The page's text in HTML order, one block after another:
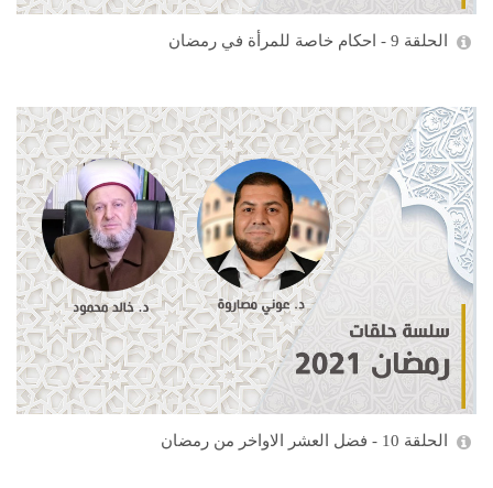
الحلقة 9 - احكام خاصة للمرأة في رمضان
الحلقة 10 - فضل العشر الاواخر من رمضان